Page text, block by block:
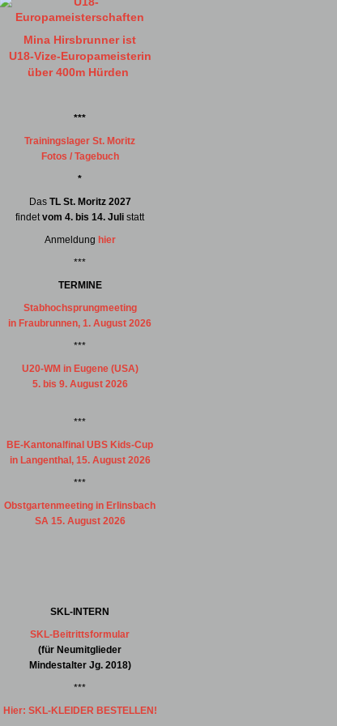
Mina Hirsbrunner ist
U18-Vize-Europameisterin
über 400m Hürden
***
Trainingslager St. Moritz
Fotos / Tagebuch
*
Das TL St. Moritz 2027
findetvom 4. bis 14. Juli statt
Anmeldung hier
***
TERMINE
Stabhochsprungmeeting
in Fraubrunnen, 1. August 2026
***
U20-WM in Eugene (USA)
5. bis 9. August 2026
***
BE-Kantonalfinal UBS Kids-Cup
in Langenthal, 15. August 2026
***
Obstgartenmeeting in Erlinsbach
SA 15. August 2026
SKL-INTERN
SKL-Beitrittsformular
(für Neumitglieder
Mindestalter Jg. 2018)
***
Hier: SKL-KLEIDER BESTELLEN!